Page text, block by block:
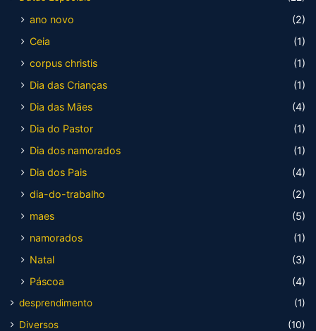
ano novo
(2)
Ceia
(1)
corpus christis
(1)
Dia das Crianças
(1)
Dia das Mães
(4)
Dia do Pastor
(1)
Dia dos namorados
(1)
Dia dos Pais
(4)
dia-do-trabalho
(2)
maes
(5)
namorados
(1)
Natal
(3)
Páscoa
(4)
desprendimento
(1)
Diversos
(10)